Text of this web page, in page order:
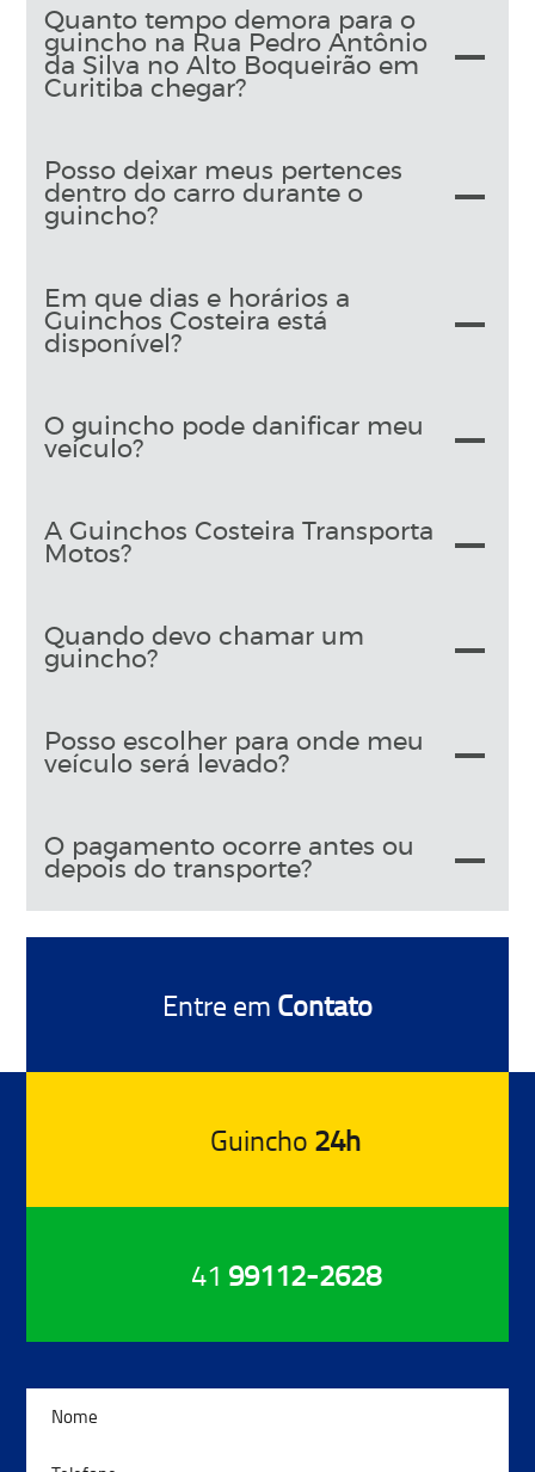
Quanto tempo demora para o
guincho na Rua Pedro Antônio
da Silva no Alto Boqueirão em
Curitiba chegar?
Posso deixar meus pertences
dentro do carro durante o
guincho?
Em que dias e horários a
Guinchos Costeira está
disponível?
O guincho pode danificar meu
veículo?
A Guinchos Costeira Transporta
Motos?
Quando devo chamar um
guincho?
Posso escolher para onde meu
veículo será levado?
O pagamento ocorre antes ou
depois do transporte?
Guincho 24h
Entre em Contato
41 99112-2628